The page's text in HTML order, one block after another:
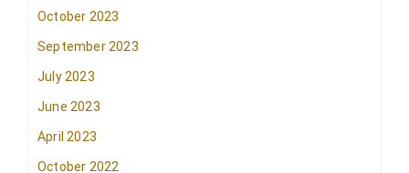
October 2023
September 2023
July 2023
June 2023
April 2023
October 2022